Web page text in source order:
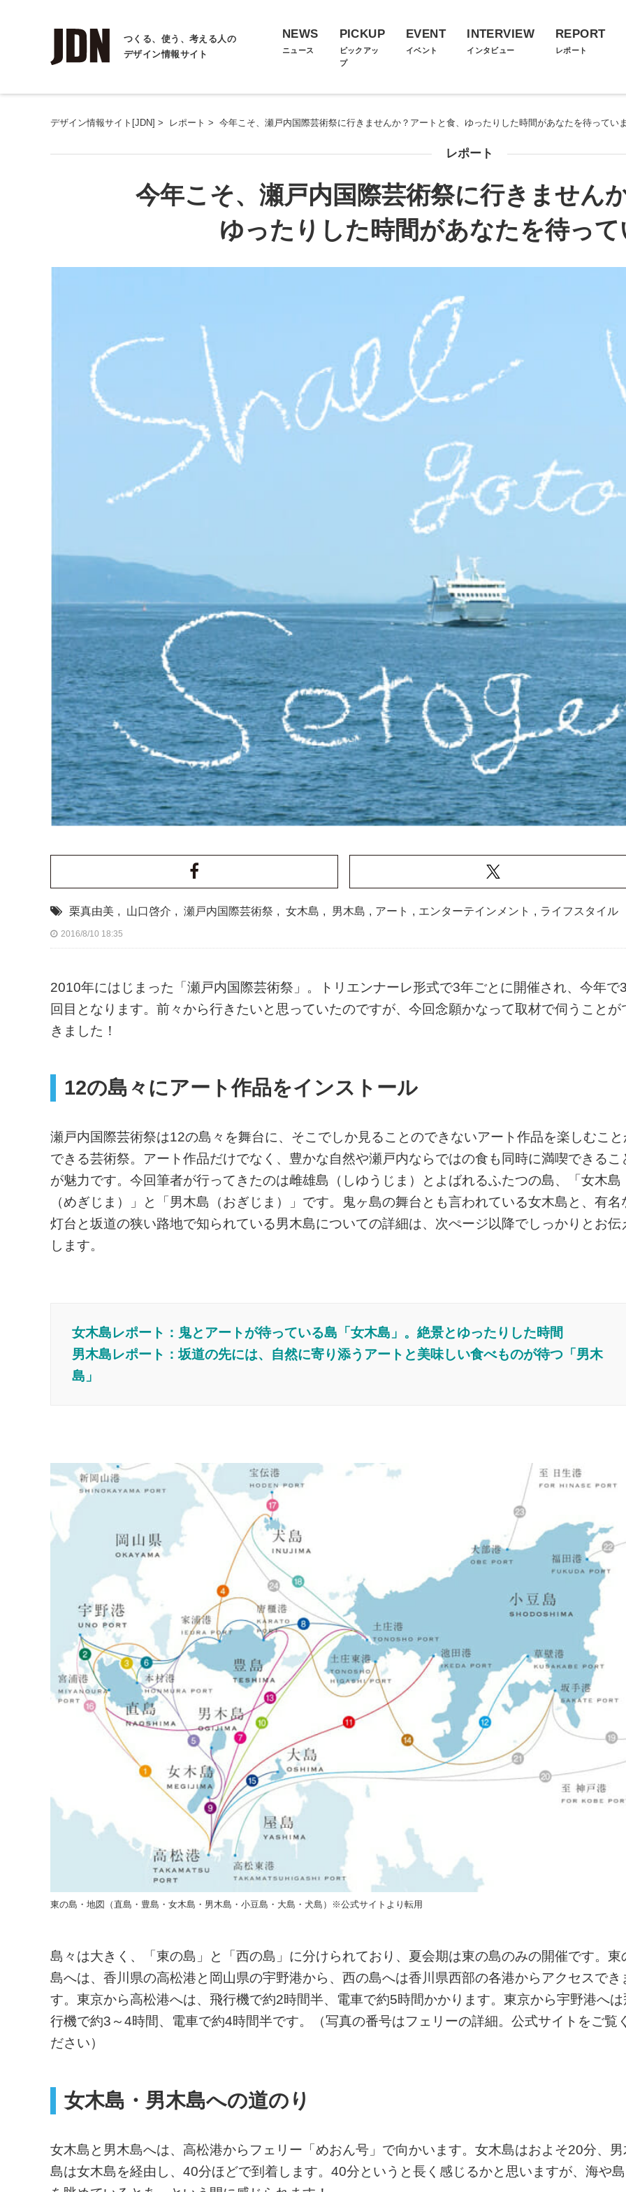
つくる、使う、考える人の
デザイン情報サイト
NEWS
ニュース
PICKUP
ピックアッ
プ
EVENT
イベント
INTERVIEW
インタビュー
REPORT
レポート
デザイン情報サイト[JDN] > レポート > 今年こそ、瀬戸内国際芸術祭に行きませんか？アートと食、ゆったりした時間があなたを待ってい
レポート
今年こそ、瀬戸内国際芸術祭に行きません
ゆったりした時間があなたを待っ
栗真由美 , 山口啓介 , 瀬戸内国際芸術祭 , 女木島 , 男木島 , アート , エンターテインメント , ライフスタイル
2016/8/10 18:35
2010年にはじまった「瀬戸内国際芸術祭」。トリエンナーレ形式で3年ごとに開催され、今年で
回目となります。前々から行きたいと思っていたのですが、今回念願かなって取材で伺うことが
きました！
12の島々にアート作品をインストール
瀬戸内国際芸術祭は12の島々を舞台に、そこでしか見ることのできないアート作品を楽しむこと
できる芸術祭。アート作品だけでなく、豊かな自然や瀬戸内ならではの食も同時に満喫できるこ
が魅力です。今回筆者が行ってきたのは雌雄島（しゆうじま）とよばれるふたつの島、「女木島
（めぎじま）」と「男木島（おぎじま）」です。鬼ヶ島の舞台とも言われている女木島と、有名
灯台と坂道の狭い路地で知られている男木島についての詳細は、次ぺージ以降でしっかりとお伝
します。
女木島レポート：鬼とアートが待っている島「女木島」。絶景とゆったりした時間
男木島レポート：坂道の先には、自然に寄り添うアートと美味しい食べものが待つ「男木
島」
東の島・地図（直島・豊島・女木島・男木島・小豆島・大島・犬島）※公式サイトより転用
島々は大きく、「東の島」と「西の島」に分けられており、夏会期は東の島のみの開催です。東
島へは、香川県の高松港と岡山県の宇野港から、西の島へは香川県西部の各港からアクセスでき
す。東京から高松港へは、飛行機で約2時間半、電車で約5時間かかります。東京から宇野港へは
行機で約3～4時間、電車で約4時間半です。（写真の番号はフェリーの詳細。公式サイトをご覧
ださい）
女木島・男木島への道のり
女木島と男木島へは、高松港からフェリー「めおん号」で向かいます。女木島はおよそ20分、男
島は女木島を経由し、40分ほどで到着します。40分というと長く感じるかと思いますが、海や島